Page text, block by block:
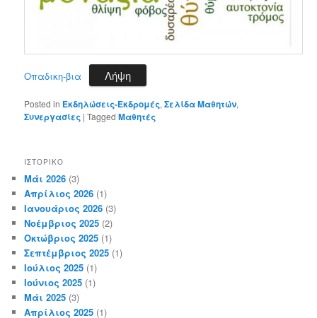
Oπαδικη-βια Λήψη
Posted in Εκδηλώσεις-Εκδρομές,Σελίδα Μαθητών,
Συνεργασίες |Tagged Μαθητές
ΙΣΤΟΡΙΚΌ
Μάι 2026 (3)
Απρίλιος 2026 (1)
Ιανουάριος 2026 (3)
Νοέμβριος 2025 (2)
Οκτώβριος 2025 (1)
Σεπτέμβριος 2025 (1)
Ιούλιος 2025 (1)
Ιούνιος 2025 (1)
Μάι 2025 (3)
Απρίλιος 2025 (1)